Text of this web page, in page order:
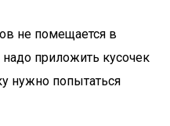
не помещается в
приложить кусочек
нужно попытаться